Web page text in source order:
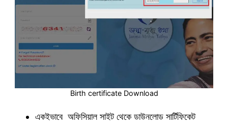
Birth certificate Download
একইভাবে অফিসিয়াল সাইট থেকে ডাউনলোড সার্টিফিকেট